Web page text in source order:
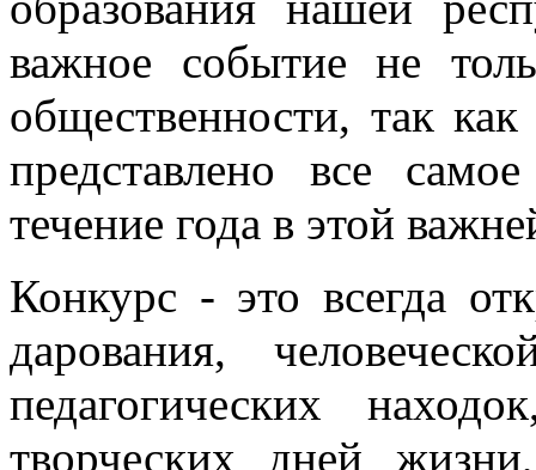
важное событие не
общественности, так
представлено все
течение года в этой
Конкурс - это всегда
дарования,
педагогических
творческих дней